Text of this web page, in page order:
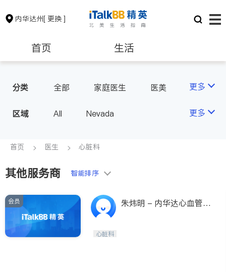
内华达州[ 更换 ]
首页 生活
保险理财 房地产租售
会计师
教育
非盈利组织
分类 全部 家庭医生
医美
心脏科
更多
区域 All Nevada 更多
首页 医生 心脏科
其他服务商 智能排序
会员
朱炜明 - 内华达心血管疾
心脏科